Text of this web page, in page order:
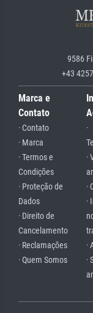
9586
+43
Marca e
Contato
· Contato
· Marca
· Termos e
Condições
· Proteção de
Dados
· Direito de
Cancelamento
· Reclamações
· Quem Somos
·
·
·
·
·
·